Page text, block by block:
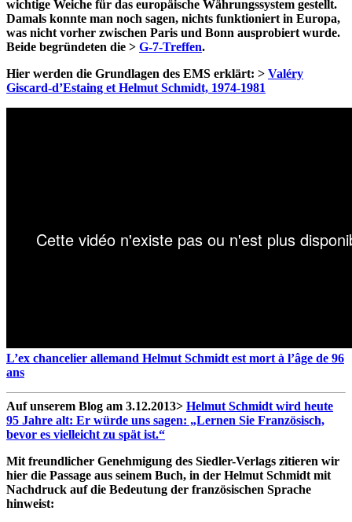
wichtige Weiche für das europäische Währungssystem gestellt.
Damals konnte man noch sagen, nichts funktioniert in Europa,
was nicht vorher zwischen Paris und Bonn ausprobiert wurde.
Beide begründeten die > G-7-Treffen.
Hier werden die Grundlagen des EMS erklärt: > Valéry
Giscard-d’Estaing et Helmut Schmidt, 1974-1981
L’ex chancelier allemand Helmut Schmidt est mort à l’âge de 96
ans
Auf unserem Blog am 3.12.2013> Helmut Schmidt wird heute
95 Jahre alt: Er würde uns sagen: „Lernen Sie Französisch,
bevor es vielleicht zu spät ist.“
Mit freundlicher Genehmigung des Siedler-Verlags zitieren wir
hier die Passage aus seinem Buch, in der Helmut Schmidt mit
Nachdruck auf die Bedeutung der französischen Sprache
hinweist: